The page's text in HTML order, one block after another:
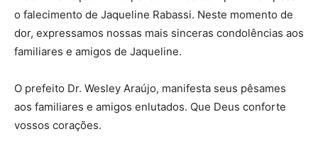
o falecimento de Jaqueline Rabassi. Neste momento de
dor, expressamos nossas mais sinceras condolências aos
familiares e amigos de Jaqueline.
O prefeito Dr. Wesley Araújo, manifesta seus pêsames
aos familiares e amigos enlutados. Que Deus conforte
vossos corações.